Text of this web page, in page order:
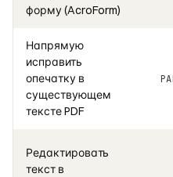
форму (AcroForm)
Напрямую
исправить
опечатку в
существующем
тексте PDF
Редактировать
текст в